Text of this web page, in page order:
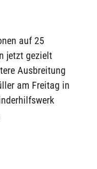
auf 25
jetzt gezielt
Ausbreitung
am Freitag in